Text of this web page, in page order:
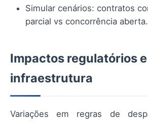
Simular cenários: contratos
parcial vs concorrência aberta.
Impactos regulatórios
infraestrutura
Variações em regras de